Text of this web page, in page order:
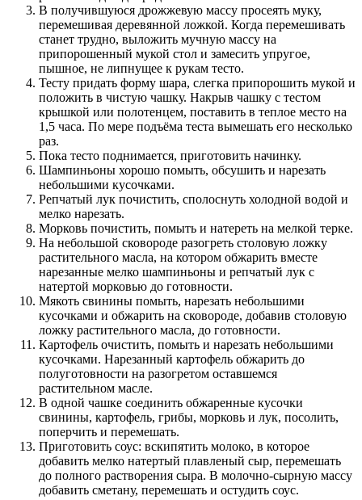
В получившуюся дрожжевую массу просеять муку,
перемешивая деревянной ложкой. Когда перемешивать
станет трудно, выложить мучную массу на
припорошенный мукой стол и замесить упругое,
пышное, не липнущее к рукам тесто.
Тесту придать форму шара, слегка припорошить мукой и
положить в чистую чашку. Накрыв чашку с тестом
крышкой или полотенцем, поставить в теплое место на
1,5 часа. По мере подъёма теста вымешать его несколько
раз.
Пока тесто поднимается, приготовить начинку.
Шампиньоны хорошо помыть, обсушить и нарезать
небольшими кусочками.
Репчатый лук почистить, сполоснуть холодной водой и
мелко нарезать.
Морковь почистить, помыть и натереть на мелкой терке.
На небольшой сковороде разогреть столовую ложку
растительного масла, на котором обжарить вместе
нарезанные мелко шампиньоны и репчатый лук с
натертой морковью до готовности.
Мякоть свинины помыть, нарезать небольшими
кусочками и обжарить на сковороде, добавив столовую
ложку растительного масла, до готовности.
Картофель очистить, помыть и нарезать небольшими
кусочками. Нарезанный картофель обжарить до
полуготовности на разогретом оставшемся
растительном масле.
В одной чашке соединить обжаренные кусочки
свинины, картофель, грибы, морковь и лук, посолить,
поперчить и перемешать.
Приготовить соус: вскипятить молоко, в которое
добавить мелко натертый плавленый сыр, перемешать
до полного растворения сыра. В молочно-сырную массу
добавить сметану, перемешать и остудить соус.